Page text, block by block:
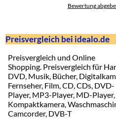
Bewertung
Preisvergleich bei idealo.de
Preisvergleich und Online
Shopping. Preisvergleich für
DVD, Musik, Bücher,
Fernseher, Film, CD, CDs, DVD-
Player, MP3-Player, MD-Player,
Kompaktkamera,
Camcorder, DVB-T